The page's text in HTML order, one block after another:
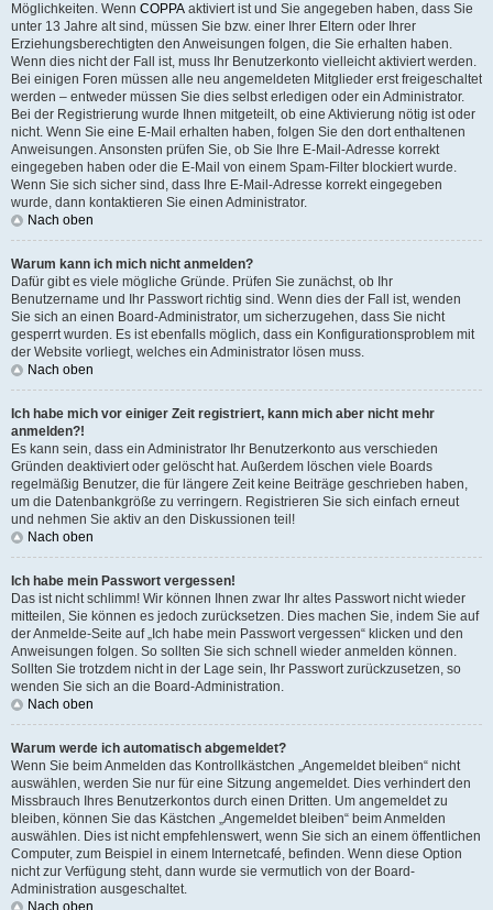
Möglichkeiten. Wenn COPPA aktiviert ist und Sie angegeben haben, dass Sie
unter 13 Jahre alt sind, müssen Sie bzw. einer Ihrer Eltern oder Ihrer
Erziehungsberechtigten den Anweisungen folgen, die Sie erhalten haben.
Wenn dies nicht der Fall ist, muss Ihr Benutzerkonto vielleicht aktiviert werden.
Bei einigen Foren müssen alle neu angemeldeten Mitglieder erst freigeschaltet
werden – entweder müssen Sie dies selbst erledigen oder ein Administrator.
Bei der Registrierung wurde Ihnen mitgeteilt, ob eine Aktivierung nötig ist oder
nicht. Wenn Sie eine E-Mail erhalten haben, folgen Sie den dort enthaltenen
Anweisungen. Ansonsten prüfen Sie, ob Sie Ihre E-Mail-Adresse korrekt
eingegeben haben oder die E-Mail von einem Spam-Filter blockiert wurde.
Wenn Sie sich sicher sind, dass Ihre E-Mail-Adresse korrekt eingegeben
wurde, dann kontaktieren Sie einen Administrator.
Nach oben
Warum kann ich mich nicht anmelden?
Dafür gibt es viele mögliche Gründe. Prüfen Sie zunächst, ob Ihr
Benutzername und Ihr Passwort richtig sind. Wenn dies der Fall ist, wenden
Sie sich an einen Board-Administrator, um sicherzugehen, dass Sie nicht
gesperrt wurden. Es ist ebenfalls möglich, dass ein Konfigurationsproblem mit
der Website vorliegt, welches ein Administrator lösen muss.
Nach oben
Ich habe mich vor einiger Zeit registriert, kann mich aber nicht mehr
anmelden?!
Es kann sein, dass ein Administrator Ihr Benutzerkonto aus verschieden
Gründen deaktiviert oder gelöscht hat. Außerdem löschen viele Boards
regelmäßig Benutzer, die für längere Zeit keine Beiträge geschrieben haben,
um die Datenbankgröße zu verringern. Registrieren Sie sich einfach erneut
und nehmen Sie aktiv an den Diskussionen teil!
Nach oben
Ich habe mein Passwort vergessen!
Das ist nicht schlimm! Wir können Ihnen zwar Ihr altes Passwort nicht wieder
mitteilen, Sie können es jedoch zurücksetzen. Dies machen Sie, indem Sie auf
der Anmelde-Seite auf „Ich habe mein Passwort vergessen“ klicken und den
Anweisungen folgen. So sollten Sie sich schnell wieder anmelden können.
Sollten Sie trotzdem nicht in der Lage sein, Ihr Passwort zurückzusetzen, so
wenden Sie sich an die Board-Administration.
Nach oben
Warum werde ich automatisch abgemeldet?
Wenn Sie beim Anmelden das Kontrollkästchen „Angemeldet bleiben“ nicht
auswählen, werden Sie nur für eine Sitzung angemeldet. Dies verhindert den
Missbrauch Ihres Benutzerkontos durch einen Dritten. Um angemeldet zu
bleiben, können Sie das Kästchen „Angemeldet bleiben“ beim Anmelden
auswählen. Dies ist nicht empfehlenswert, wenn Sie sich an einem öffentlichen
Computer, zum Beispiel in einem Internetcafé, befinden. Wenn diese Option
nicht zur Verfügung steht, dann wurde sie vermutlich von der Board-
Administration ausgeschaltet.
Nach oben